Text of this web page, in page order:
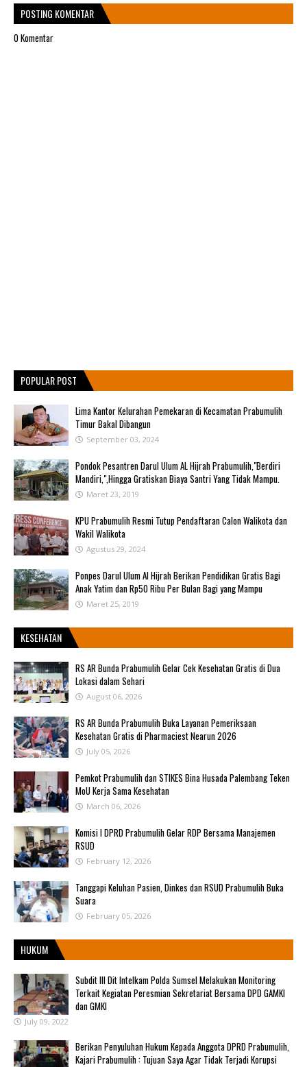
POSTING KOMENTAR
0 Komentar
POPULAR POST
Lima Kantor Kelurahan Pemekaran di Kecamatan Prabumulih
Timur Bakal Dibangun
September 03, 2024
Pondok Pesantren Darul Ulum AL Hijrah Prabumulih,"Berdiri
Mandiri,",Hingga Gratiskan Biaya Santri Yang Tidak Mampu.
Maret 23, 2019
KPU Prabumulih Resmi Tutup Pendaftaran Calon Walikota dan
Wakil Walikota
Agustus 29, 2024
Ponpes Darul Ulum Al Hijrah Berikan Pendidikan Gratis Bagi
Anak Yatim dan Rp50 Ribu Per Bulan Bagi yang Mampu
Maret 25, 2019
KESEHATAN
RS AR Bunda Prabumulih Gelar Cek Kesehatan Gratis di Dua
Lokasi dalam Sehari
August 06, 2026
RS AR Bunda Prabumulih Buka Layanan Pemeriksaan
Kesehatan Gratis di Pharmaciest Nearun 2026
July 05, 2026
Pemkot Prabumulih dan STIKES Bina Husada Palembang Teken
MoU Kerja Sama Kesehatan
March 06, 2026
Komisi I DPRD Prabumulih Gelar RDP Bersama Manajemen
RSUD
February 12, 2026
Tanggapi Keluhan Pasien, Dinkes dan RSUD Prabumulih Buka
Suara
February 05, 2026
HUKUM
Subdit III Dit Intelkam Polda Sumsel Melakukan Monitoring
Terkait Kegiatan Peresmian Sekretariat Bersama DPD GAMKI
dan GMKI
July 09, 2022
Berikan Penyuluhan Hukum Kepada Anggota DPRD Prabumulih,
Kajari Prabumulih : Tujuan Saya Agar Tidak Terjadi Korupsi